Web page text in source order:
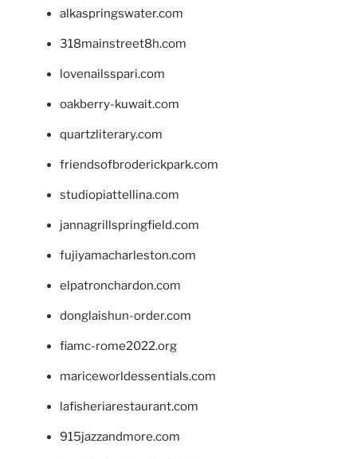
alkaspringswater.com
318mainstreet8h.com
lovenailsspari.com
oakberry-kuwait.com
quartzliterary.com
friendsofbroderickpark.com
studiopiattellina.com
jannagrillspringfield.com
fujiyamacharleston.com
elpatronchardon.com
donglaishun-order.com
fiamc-rome2022.org
mariceworldessentials.com
lafisheriarestaurant.com
915jazzandmore.com